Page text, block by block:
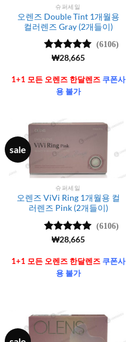
슈퍼세일
오렌즈 Double Tint 1개월용
컬러렌즈 Gray (2개들이)
5 중에서
가됨
(6106)
₩28,665
1+1 모든 오렌즈 한달렌즈쿠폰사
용 불가
sale
슈퍼세일
오렌즈 ViVi Ring 1개월용 컬
러렌즈 Pink (2개들이)
5 중에서
가됨
(6106)
₩28,665
1+1 모든 오렌즈 한달렌즈쿠폰사
용 불가